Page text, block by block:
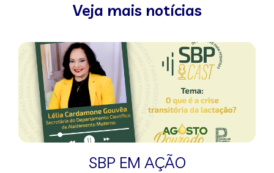
Veja mais notícias
SBP EM AÇÃO